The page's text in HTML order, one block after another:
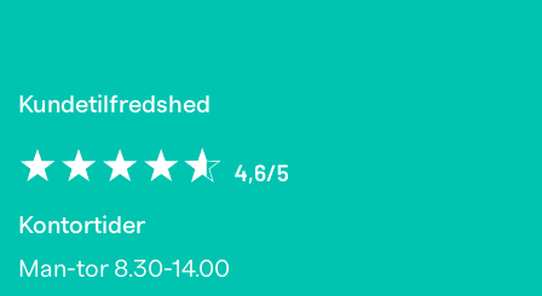
Kundetilfredshed
Kontortider
Man-tor 8.30-14.00